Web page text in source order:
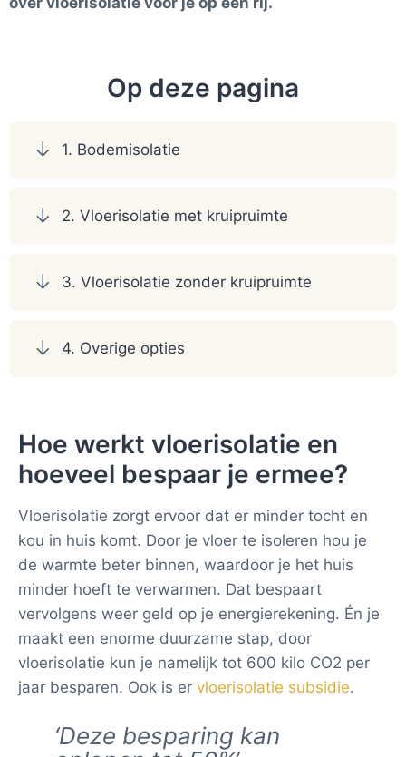
Op deze pagina
1. Bodemisolatie
2. Vloerisolatie met kruipruimte
3. Vloerisolatie zonder kruipruimte
4. Overige opties
Hoe werkt vloerisolatie en
hoeveel bespaar je ermee?
Vloerisolatie zorgt ervoor dat er minder tocht en
kou in huis komt. Door je vloer te isoleren hou je
de warmte beter binnen, waardoor je het huis
minder hoeft te verwarmen. Dat bespaart
vervolgens weer geld op je energierekening. Én je
maakt een enorme duurzame stap, door
vloerisolatie kun je namelijk tot 600 kilo CO2 per
jaar besparen. Ook is er vloerisolatie subsidie.
‘Deze besparing kan